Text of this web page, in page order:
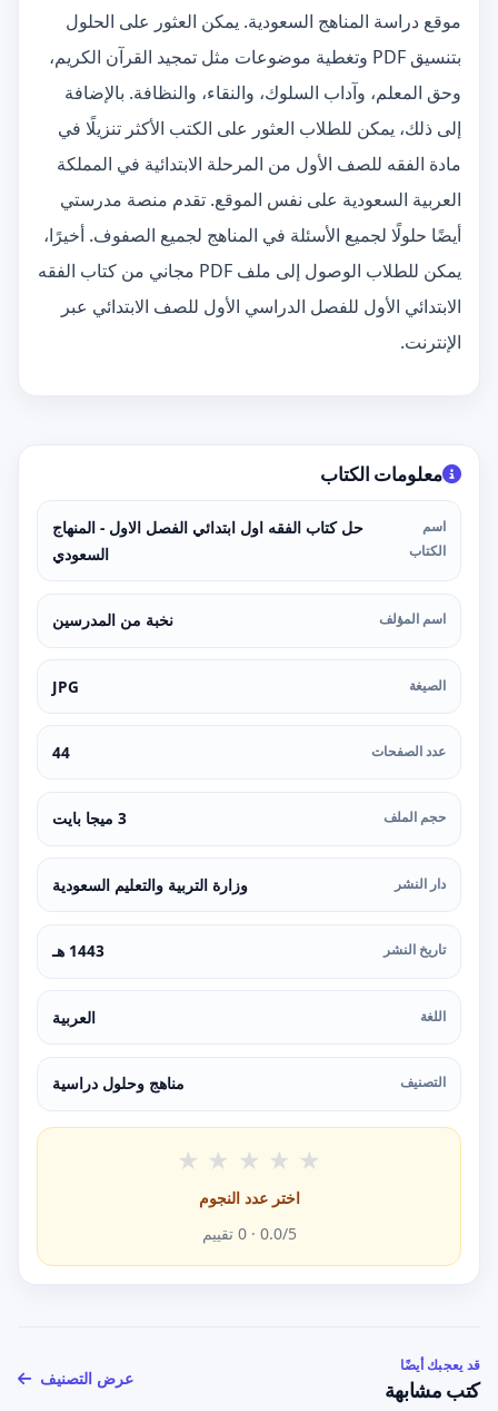
موقع دراسة المناهج السعودية. يمكن العثور على الحلول
بتنسيق PDF وتغطية موضوعات مثل تمجيد القرآن الكريم،
وحق المعلم، وآداب السلوك، والنقاء، والنظافة. بالإضافة
إلى ذلك، يمكن للطلاب العثور على الكتب الأكثر تنزيلًا في
مادة الفقه للصف الأول من المرحلة الابتدائية في المملكة
العربية السعودية على نفس الموقع. تقدم منصة مدرستي
أيضًا حلولًا لجميع الأسئلة في المناهج لجميع الصفوف. أخيرًا،
يمكن للطلاب الوصول إلى ملف PDF مجاني من كتاب الفقه
الابتدائي الأول للفصل الدراسي الأول للصف الابتدائي عبر
الإنترنت.
معلومات الكتاب
اسم
الكتاب
حل كتاب الفقه اول ابتدائي الفصل الاول - المنهاج
السعودي
اسم المؤلف نخبة من المدرسين
الصيغة JPG
عدد الصفحات 44
حجم الملف 3 ميجا بايت
دار النشر وزارة التربية والتعليم السعودية
تاريخ النشر 1443 هـ
اللغة العربية
التصنيف مناهج وحلول دراسية
★ ★ ★ ★ ★
اختر عدد النجوم
0.0/5 ·
0 تقييم
قد يعجبك أيضًا
كتب مشابهة
عرض التصنيف